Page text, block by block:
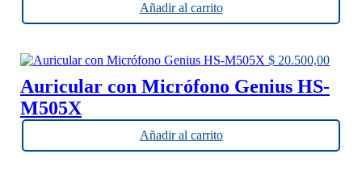
Añadir al carrito
$ 20.500,00
Auricular con Micrófono Genius HS-
M505X
Añadir al carrito